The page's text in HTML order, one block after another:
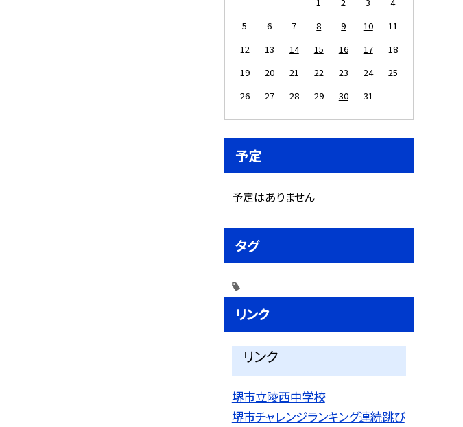
5
6 7 8 9 10
11
12
13 14 15 16 17
18
19
20 21 22 23 24
25
26
27 28 29 30 31
予定
予定はありません
タグ
リンク
リンク
堺市立陵西中学校
堺市チャレンジランキング連続跳び